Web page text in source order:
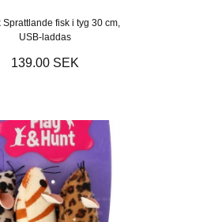
Sprattlande fisk i tyg 30 cm,
USB-laddas
139.00 SEK